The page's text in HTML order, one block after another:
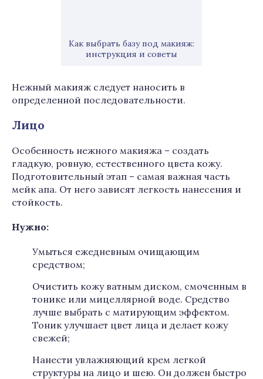
Как выбрать базу под макияж:
инструкция и советы
Нежный макияж следует наносить в
определенной последовательности.
Лицо
Особенность нежного макияжа – создать
гладкую, ровную, естественного цвета кожу.
Подготовительный этап – самая важная часть
мейк апа. От него зависят легкость нанесения и
стойкость.
Нужно:
Умыться ежедневным очищающим
средством;
Очистить кожу ватным диском, смоченным в
тонике или мицеллярной воде. Средство
лучше выбрать с матирующим эффектом.
Тоник улучшает цвет лица и делает кожу
свежей;
Нанести увлажняющий крем легкой
структуры на лицо и шею. Он должен быстро